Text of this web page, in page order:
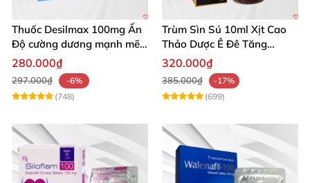
Thuốc Desilmax 100mg Ấn
Độ cường dương mạnh mẽ
tăng sinh lý phái mạnh
280.000₫
297.000₫
-6%
(748)
Trùm Sìn Sú 10ml Xịt Cao
Thảo Dược Ê Đê Tăng
Cường Sinh Lý
320.000₫
385.000₫
-17%
(699)